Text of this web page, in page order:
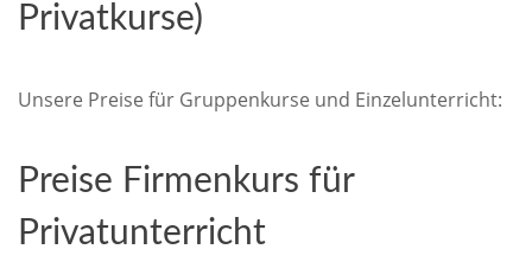
Privatkurse)
Unsere Preise für Gruppenkurse und Einzelunterricht:
Preise Firmenkurs für
Privatunterricht